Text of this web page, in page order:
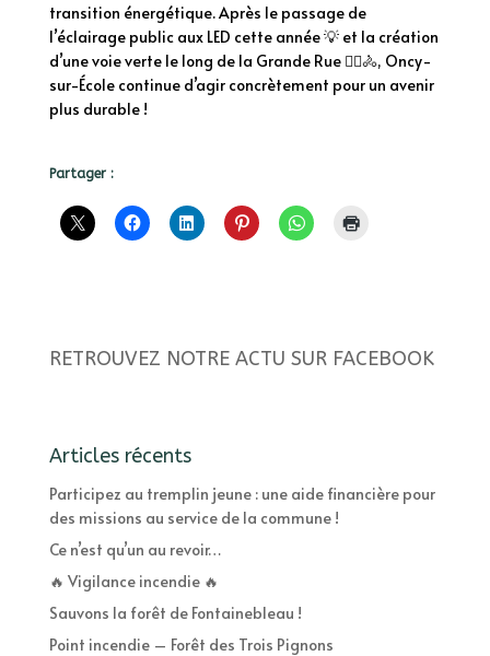
transition énergétique. Après le passage de
l’éclairage public aux LED cette année 💡 et la création
d’une voie verte le long de la Grande Rue 🚶‍♂️🚴, Oncy-
sur-École continue d’agir concrètement pour un avenir
plus durable !
Partager :
RETROUVEZ NOTRE ACTU SUR FACEBOOK
Articles récents
Participez au tremplin jeune : une aide financière pour
des missions au service de la commune !
Ce n’est qu’un au revoir…
🔥 Vigilance incendie 🔥
Sauvons la forêt de Fontainebleau !
Point incendie – Forêt des Trois Pignons